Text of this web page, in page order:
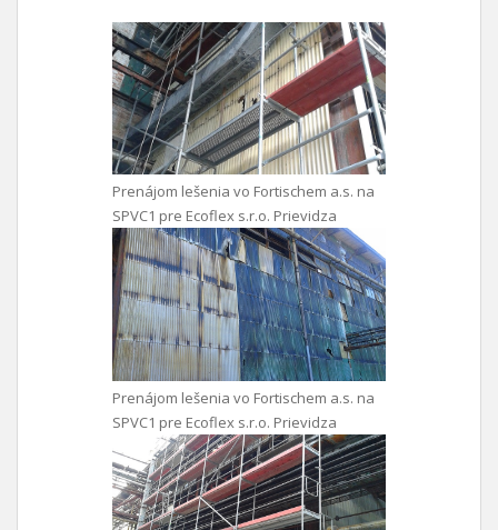
Prenájom lešenia vo Fortischem a.s. na
SPVC1 pre Ecoflex s.r.o. Prievidza
Prenájom lešenia vo Fortischem a.s. na
SPVC1 pre Ecoflex s.r.o. Prievidza